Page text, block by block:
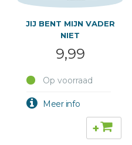
JIJ BENT MIJN VADER
NIET
9,99
Op voorraad
+